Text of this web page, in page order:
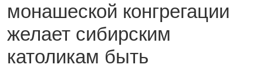
монашеской конгрегации
желает сибирским
католикам быть